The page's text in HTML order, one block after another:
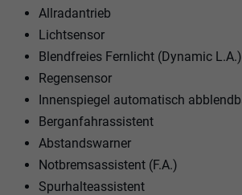
Allradantrieb
Lichtsensor
Blendfreies Fernlicht (Dynamic L.A.)
Regensensor
Innenspiegel automatisch
Berganfahrassistent
Abstandswarner
Notbremsassistent (F.A.)
Spurhalteassistent